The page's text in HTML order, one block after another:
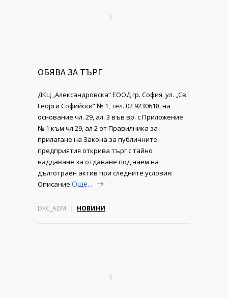
ОБЯВА ЗА ТЪРГ
ДКЦ „Александровска“ ЕООД гр. София, ул. „Св.
Георги Софийски” № 1, тел. 02 9230618, на
основание чл. 29, ал. 3 във вр. с Приложение
№ 1 към чл.29, ал 2 от Правилника за
прилагане на Закона за публичните
предприятия открива търг с тайно
наддаване за отдаване под наем на
дълготраен актив при следните условия:
Описание Още...
DKC_ADM НОВИНИ